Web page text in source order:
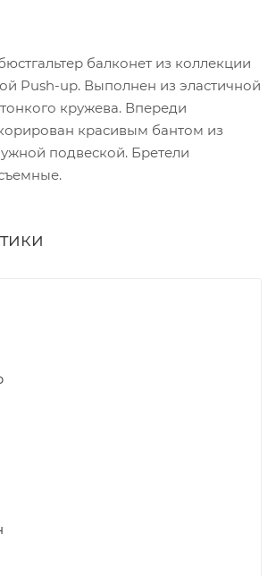
балконет из коллекции
Push-up. Выполнен из эластичной
кружева. Впереди
красивым бантом из
подвеской. Бретели